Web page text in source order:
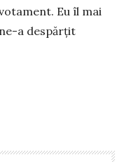
Eu îl mai
a des­părțit